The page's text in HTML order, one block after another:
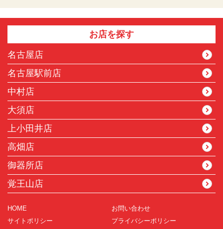
お店を探す
名古屋店
名古屋駅前店
中村店
大須店
上小田井店
高畑店
御器所店
覚王山店
HOME
お問い合わせ
サイトポリシー
プライバシーポリシー